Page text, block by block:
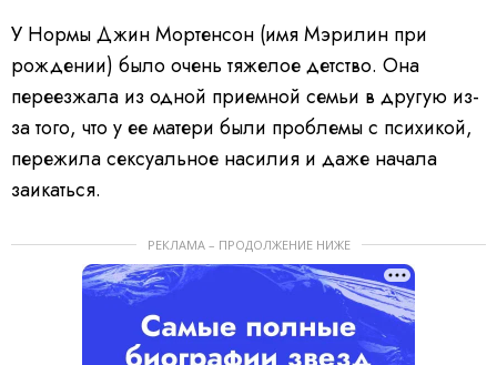
У Нормы Джин Мортенсон (имя Мэрилин при
рождении) было очень тяжелое детство. Она
переезжала из одной приемной семьи в другую из-
за того, что у ее матери были проблемы с психикой,
пережила сексуальное насилия и даже начала
заикаться.
РЕКЛАМА – ПРОДОЛЖЕНИЕ НИЖЕ